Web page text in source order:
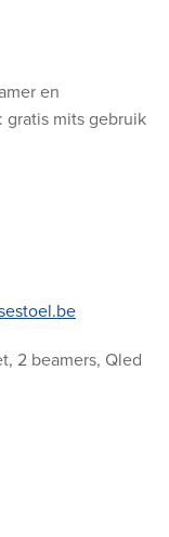
en
gratis mits gebruik
2 beamers, Qled